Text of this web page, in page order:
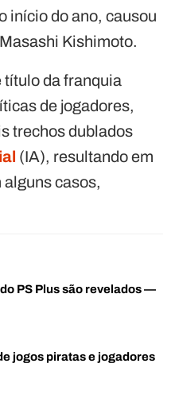
início do ano, causou
Kishimoto.
título da franquia
de jogadores,
trechos dublados
(IA), resultando em
casos,
PS Plus são revelados —
jogos piratas e jogadores